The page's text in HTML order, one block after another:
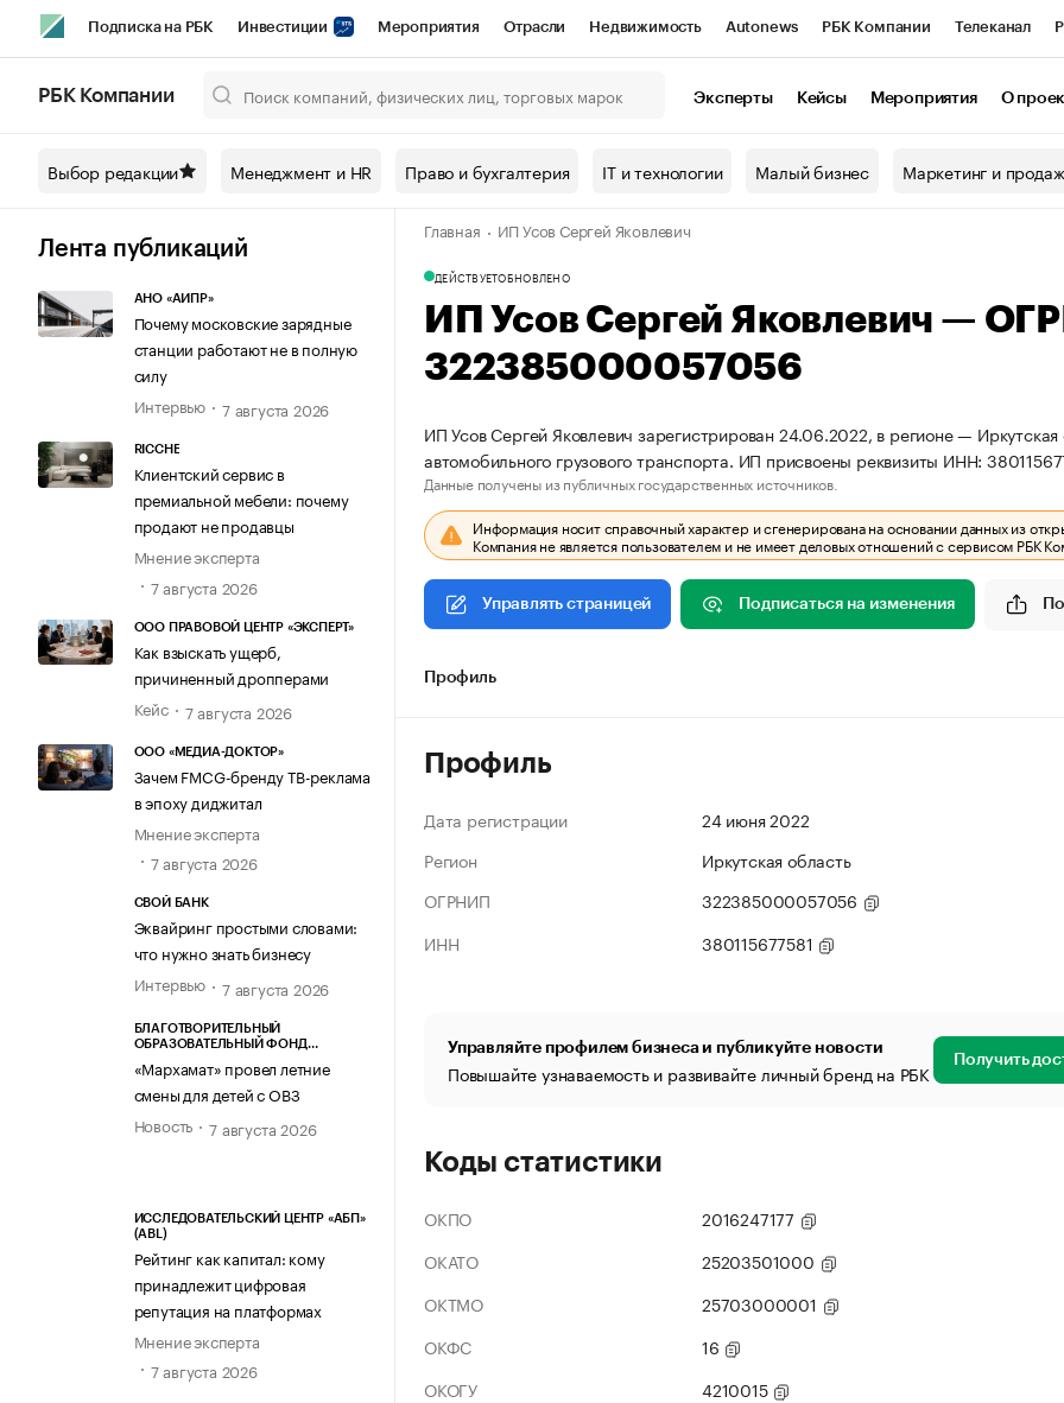
Подписка на РБК Инвестиции Мероприятия Отрасли Недвижимость Autonews РБК Компании Телеканал
Спецпроекты СПб Конференции СПб Спецпроекты Проверка контрагентов
Технологии и медиа Рынок наличной валюты
РБК Компании Эксперты Кейсы Мероприятия О
Выбор редакции Менеджмент и HR Право и бухгалтерия IT и технологии Малый бизнес Маркетинг и
Лента публикаций
АНО «АИПР»
Почему московские зарядные
станции работают не в полную
силу
Интервью
7 августа 2026
RICCHE
Клиентский сервис в
премиальной мебели: почему
продают не продавцы
Мнение эксперта
7 августа 2026
ООО ПРАВОВОЙ ЦЕНТР «ЭКСПЕРТ»
Как взыскать ущерб,
причиненный дропперами
Кейс
7 августа 2026
ООО «МЕДИА-ДОКТОР»
Зачем FMCG-бренду ТВ-реклама
в эпоху диджитал
Мнение эксперта
7 августа 2026
СВОЙ БАНК
Эквайринг простыми словами:
что нужно знать бизнесу
Интервью
7 августа 2026
БЛАГОТВОРИТЕЛЬНЫЙ
ОБРАЗОВАТЕЛЬНЫЙ ФОНД
«Мархамат» провел летние
смены для детей с ОВЗ
Новость
7 августа 2026
ИССЛЕДОВАТЕЛЬСКИЙ ЦЕНТР «АБП»
(ABL)
Рейтинг как капитал: кому
принадлежит цифровая
репутация на платформах
Мнение эксперта
7 августа 2026
Главная ИП Усов Сергей Яковлевич
ДЕЙСТВУЕТОБНОВЛЕНО
ИП Усов Сергей Яковлевич —
322385000057056
ИП Усов Сергей Яковлевич зарегистрирован 24.06.2022, в регионе —
автомобильного грузового транспорта. ИП присвоены реквизиты ИНН:
Данные получены из публичных государственных источников.
Информация носит справочный характер и сгенерирована на основании данных из
Компания не является пользователем и не имеет деловых отношений с сервисом РБК
Управлять страницей Подписаться на изменения
Профиль
Профиль
Дата регистрации
24 июня 2022
Регион
Иркутская область
ОГРНИП
322385000057056
ИНН
380115677581
Управляйте профилем бизнеса и публикуйте новости
Повышайте узнаваемость и развивайте личный бренд на РБК Получить
Коды статистики
ОКПО
2016247177
ОКАТО
25203501000
ОКТМО
25703000001
ОКФС
16
ОКОГУ
4210015